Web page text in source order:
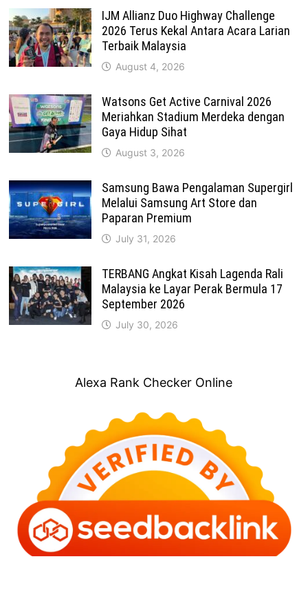
IJM Allianz Duo Highway Challenge
2026 Terus Kekal Antara Acara Larian
Terbaik Malaysia
August 4, 2026
Watsons Get Active Carnival 2026
Meriahkan Stadium Merdeka dengan
Gaya Hidup Sihat
August 3, 2026
Samsung Bawa Pengalaman Supergirl
Melalui Samsung Art Store dan
Paparan Premium
July 31, 2026
TERBANG Angkat Kisah Lagenda Rali
Malaysia ke Layar Perak Bermula 17
September 2026
July 30, 2026
Alexa Rank Checker Online